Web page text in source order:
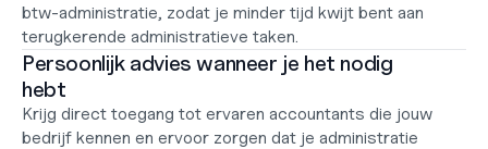
btw-administratie, zodat je minder tijd kwijt bent aan
terugkerende administratieve taken.
Persoonlijk advies wanneer je het nodig
hebt
Krijg direct toegang tot ervaren accountants die jouw
bedrijf kennen en ervoor zorgen dat je administratie